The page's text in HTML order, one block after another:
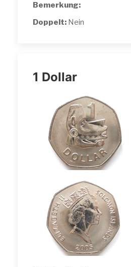
Bemerkung:
Doppelt: Nein
1 Dollar